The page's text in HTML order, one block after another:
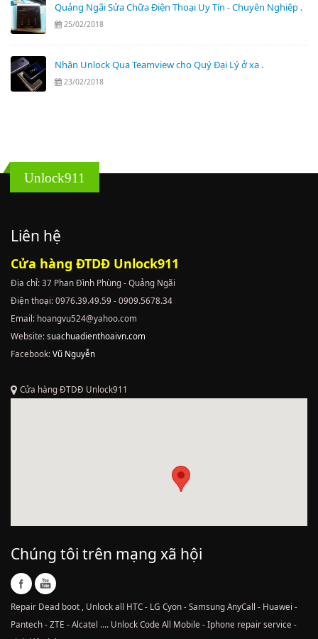
Quảng Ngãi Sửa Chữa Điện Thoại Uy Tín - Chuyên Nghiệp .
25/02/2018
Nhận Unlock Qua Teamview cho Quý Đại Lý ở xa .
23/02/2018
Unlock911
Liên hệ
Cửa hàng ĐTDĐ Unlock911
Địa chỉ: 37 Phan Đình Phùng - Quảng Ngãi
Điện thoại: 0976.39.49.59 - 0909.5678.34
Email: hoangvu524@yahoo.com
Website:suachuadienthoaivn.com
Facebook:Vũ Nguyễn
Cửa hàng ĐTDĐ Unlock911
Chúng tôi trên mạng xã hội
Repair Dead boot , Unlock all HTC - LG Cyon - Samsung AnyCall - Huawei -
Pantech - ZTE - Alcatel .... Unlock Code All Mobile - Iphone repair service -